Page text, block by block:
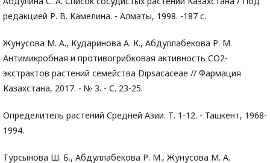
редакцией Р. В. Камелина. - Алматы, 1998. -187 с.
Жунусова М. А., Кударинова А. К., Абдуллабекова Р. М.
Антимикробная и противогрибковая активность CO2-
экстрактов растений семейства Dipsacaceae // Фармация
Казахстана, 2017. - № 3. - С. 23-25.
Определитель растений Средней Азии. Т. 1-12. - Ташкент, 1968-
1994.
Турсынова Ш. Б., Абдуллабекова Р. М., Жунусова М. А.